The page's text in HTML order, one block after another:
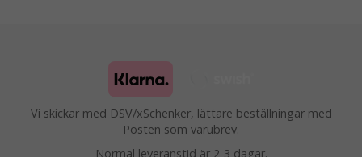
Vi skickar med DSV/xSchenker, lättare beställningar med
Posten som varubrev.
Normal leveranstid är 2-3 dagar.